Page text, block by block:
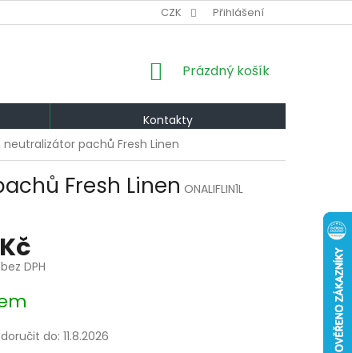
VÝMĚNA A VRÁCENÍ PODMÍNKY OCHRANY
CZK Přihlášení
NÁKUPNÍ
Prázdný košík
Kontakty
neutralizátor pachů Fresh Linen
Fresh Linen ONALIFLIN1L
DPH
do: 11.8.2026